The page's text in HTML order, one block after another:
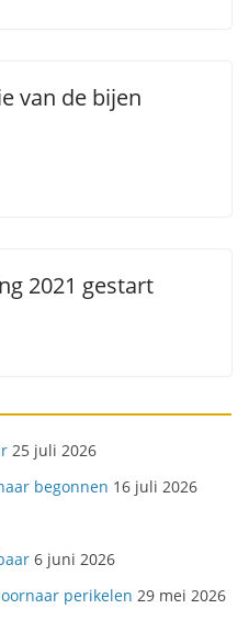
van de bijen
2021 gestart
25 juli 2026
begonnen 16 juli 2026
6 juni 2026
perikelen 29 mei 2026